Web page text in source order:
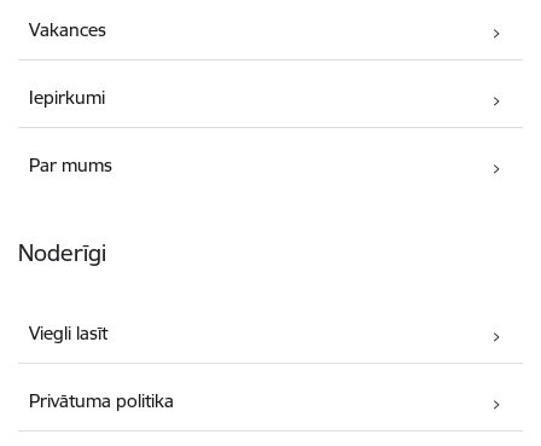
Vakances
Iepirkumi
Par mums
Noderīgi
Viegli lasīt
Privātuma politika